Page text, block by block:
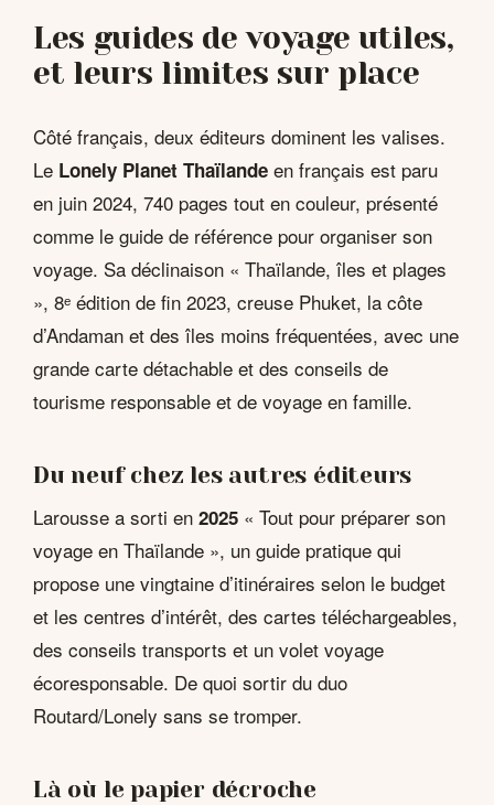
Les guides de voyage utiles,
et leurs limites sur place
Côté français, deux éditeurs dominent les valises.
Le Lonely Planet Thaïlande en français est paru
en juin 2024, 740 pages tout en couleur, présenté
comme le guide de référence pour organiser son
voyage. Sa déclinaison « Thaïlande, îles et plages
», 8ᵉ édition de fin 2023, creuse Phuket, la côte
d’Andaman et des îles moins fréquentées, avec une
grande carte détachable et des conseils de
tourisme responsable et de voyage en famille.
Du neuf chez les autres éditeurs
Larousse a sorti en 2025 « Tout pour préparer son
voyage en Thaïlande », un guide pratique qui
propose une vingtaine d’itinéraires selon le budget
et les centres d’intérêt, des cartes téléchargeables,
des conseils transports et un volet voyage
écoresponsable. De quoi sortir du duo
Routard/Lonely sans se tromper.
Là où le papier décroche